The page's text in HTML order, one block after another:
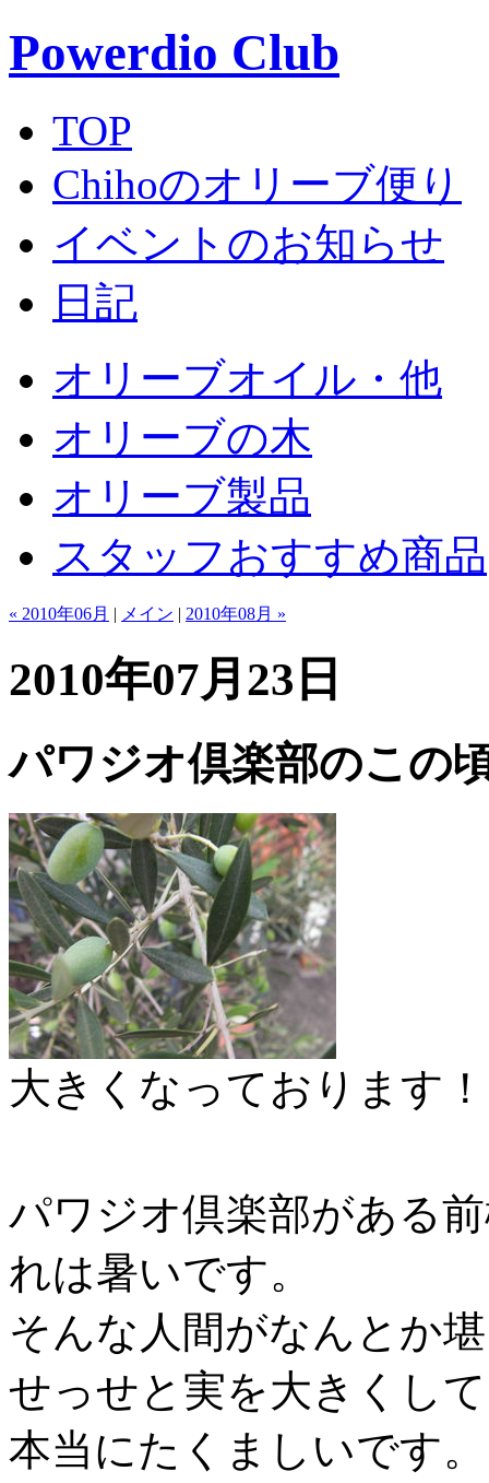
Powerdio Club
TOP
Chihoのオリーブ便り
イベントのお知らせ
日記
オリーブオイル・他
オリーブの木
オリーブ製品
スタッフおすすめ商品
« 2010年06月 | メイン | 2010年08月 »
2010年07月23日
パワジオ倶楽部のこの
大きくなっております！
パワジオ倶楽部がある
れは暑いです。
そんな人間がなんとか
せっせと実を大きくし
本当にたくましいです。